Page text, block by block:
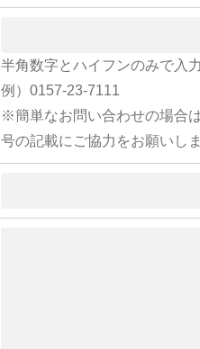
半角数字とハイフンのみで入力
例）0157-23-7111
※簡単なお問い合わせの場合
号の記載にご協力をお願いし